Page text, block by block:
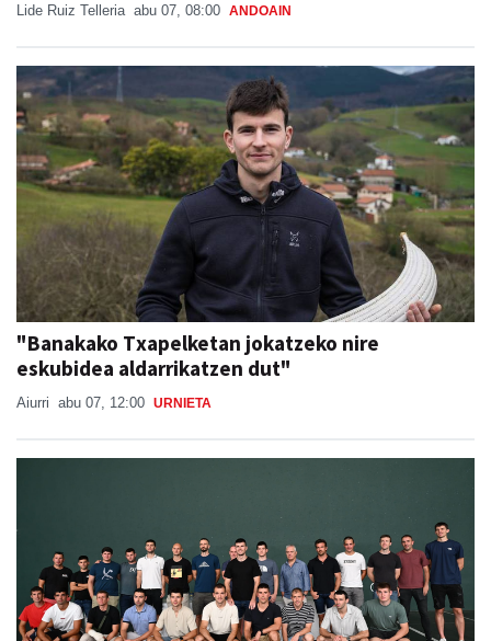
Lide Ruiz Telleria abu 07, 08:00 ANDOAIN
"Banakako Txapelketan jokatzeko nire
eskubidea aldarrikatzen dut"
Aiurri abu 07, 12:00 URNIETA